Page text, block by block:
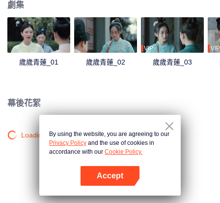
劇集
歲歲青蓮_01 歲歲青蓮_02
VIP
歲歲青蓮_03
VIP
幕後花絮
Loading…By using the website, you are agreeing to our
Privacy Policy and the use of cookies in
accordance with our Cookie Policy.
Accept